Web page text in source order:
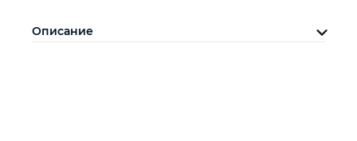
Описание